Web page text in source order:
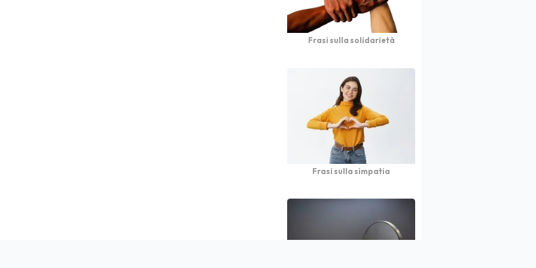
Frasi sulla solidarietà
Frasi sulla simpatia